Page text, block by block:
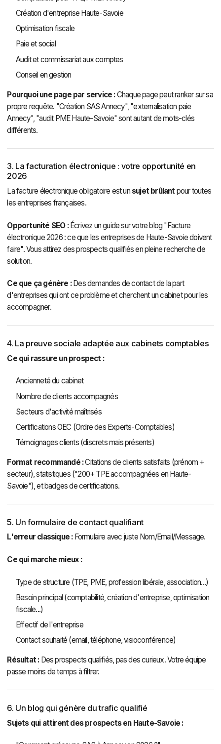
Création d'entreprise Haute-Savoie
Optimisation fiscale
Paie et social
Audit et commissariat aux comptes
Conseil en gestion
Pourquoi une page par service :Chaque page peut ranker sur sa
propre requête. "Création SAS Annecy", "externalisation paie
Annecy", "audit PME Haute-Savoie" sont autant de mots-clés
différents.
3. La facturation électronique : votre opportunité en
2026
La facture électronique obligatoire est un sujet brûlantpour toutes
les entreprises françaises.
Opportunité SEO :Écrivez un guide sur votre blog "Facture
électronique 2026 : ce que les entreprises de Haute-Savoie doivent
faire". Vous attirez des prospects qualifiés en pleine recherche de
solution.
Ce que ça génère :Des demandes de contact de la part
d'entreprises qui ont ce problème et cherchent un cabinet pour les
accompagner.
4. La preuve sociale adaptée aux cabinets comptables
Ce qui rassure un prospect :
Ancienneté du cabinet
Nombre de clients accompagnés
Secteurs d'activité maîtrisés
Certifications OEC (Ordre des Experts-Comptables)
Témoignages clients (discrets mais présents)
Format recommandé :Citations de clients satisfaits (prénom +
secteur), statistiques ("200+ TPE accompagnées en Haute-
Savoie"), et badges de certifications.
5. Un formulaire de contact qualifiant
L'erreur classique :Formulaire avec juste Nom/Email/Message.
Ce qui marche mieux :
Type de structure (TPE, PME, profession libérale, association...)
Besoin principal (comptabilité, création d'entreprise, optimisation
fiscale...)
Effectif de l'entreprise
Contact souhaité (email, téléphone, visioconférence)
Résultat :Des prospects qualifiés, pas des curieux. Votre équipe
passe moins de temps à filtrer.
6. Un blog qui génère du trafic qualifié
Sujets qui attirent des prospects en Haute-Savoie :